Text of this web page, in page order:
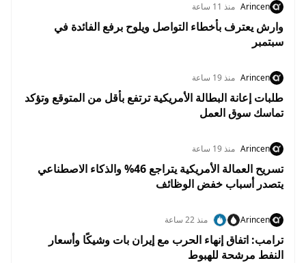
Arincen منذ 11 ساعة
وارش يعترف بأخطاء التواصل ويلوح برفع الفائدة في
سبتمبر
Arincen منذ 19 ساعة
طلبات إعانة البطالة الأمريكية ترتفع بأقل من المتوقع وتؤكد
تماسك سوق العمل
Arincen منذ 19 ساعة
تسريح العمالة الأمريكية يتراجع 46% والذكاء الاصطناعي
يتصدر أسباب خفض الوظائف
Arincen منذ 22 ساعة
ترامب: اتفاق إنهاء الحرب مع إيران بات وشيكًا وأسعار
النفط مرشحة للهبوط